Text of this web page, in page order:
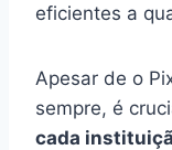
eficientes a
Apesar de o
sempre, é
cada